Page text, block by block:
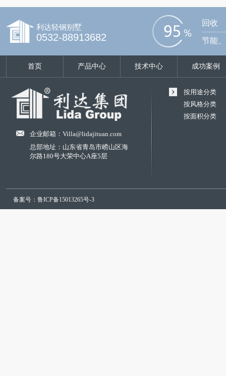
利达轻钢别墅
0532-88913682
回收
节能
首页 产品中心 技术中心 成功案例
企业邮箱：Villa@lidajituan.com
总部地址：山东省青岛市崂山区海
尔路180号大荣中心A座5层
按用途分类
按风格分类
按面积分类
备案号：鲁ICP备15013265号-3